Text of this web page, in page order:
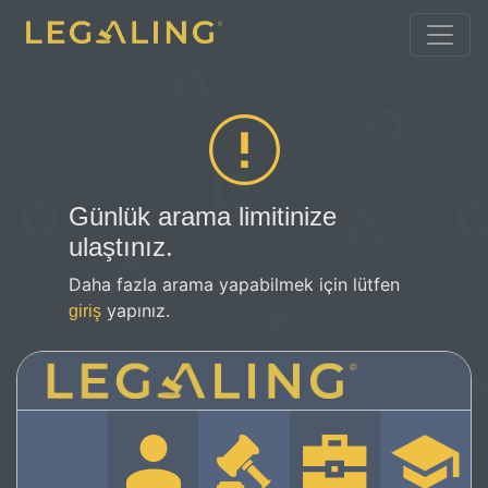
Günlük arama limitinize
ulaştınız.
Daha fazla arama yapabilmek için lütfen
giriş yapınız.